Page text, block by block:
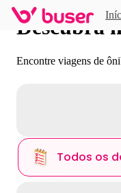
Descubra
Encontre viagens de
Todos os